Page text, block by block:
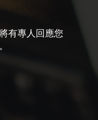
有專人回應您